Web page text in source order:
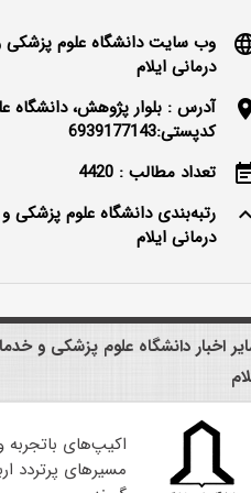
وب سایت دانشگاه علوم
درمانی ایلام
آدرس : بلوار پژوهش، دانشگاه
کدپستی:6939177143
تعداد مطالب : 4420
keyboard_arrow_up
رتبه‌بندی دانشگاه علوم
درمانی ایلام
اخبار دانشگاه علوم پزشکی و
اکیپ‌های باتجربه
مسیرهای پرتردد